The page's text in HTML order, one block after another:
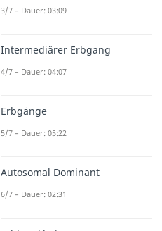
3/7 – Dauer: 03:09
Intermediärer Erbgang
4/7 – Dauer: 04:07
Erbgänge
5/7 – Dauer: 05:22
Autosomal Dominant
6/7 – Dauer: 02:31